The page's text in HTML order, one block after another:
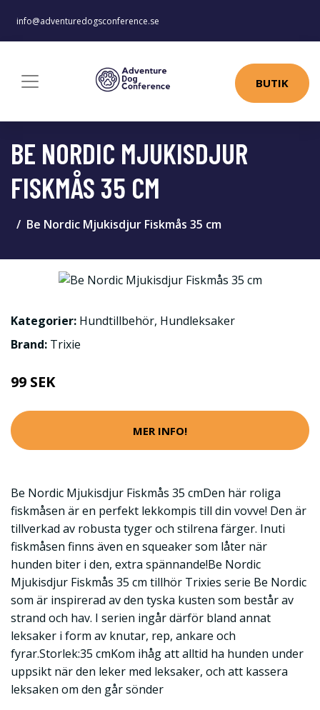
info@adventuredogsconference.se
BUTIK
BE NORDIC MJUKISDJUR
FISKMÅS 35 CM
Be Nordic Mjukisdjur Fiskmås 35 cm
Kategorier: Hundtillbehör, Hundleksaker
Brand: Trixie
99 SEK
MER INFO!
Be Nordic Mjukisdjur Fiskmås 35 cmDen här roliga
fiskmåsen är en perfekt lekkompis till din vovve! Den är
tillverkad av robusta tyger och stilrena färger. Inuti
fiskmåsen finns även en squeaker som låter när
hunden biter i den, extra spännande!Be Nordic
Mjukisdjur Fiskmås 35 cm tillhör Trixies serie Be Nordic
som är inspirerad av den tyska kusten som består av
strand och hav. I serien ingår därför bland annat
leksaker i form av knutar, rep, ankare och
fyrar.Storlek:35 cmKom ihåg att alltid ha hunden under
uppsikt när den leker med leksaker, och att kassera
leksaken om den går sönder